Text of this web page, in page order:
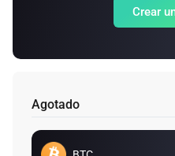
Crear
Agotado